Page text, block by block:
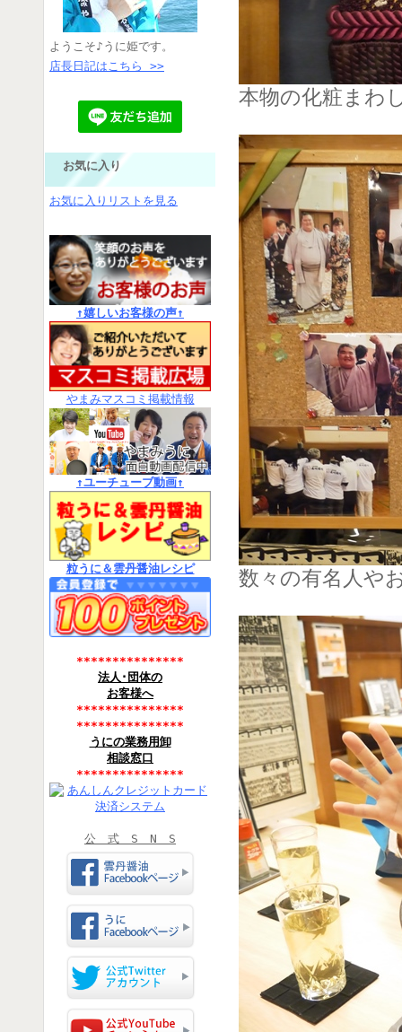
ようこそ♪うに姫です。
店長日記はこちら >>
お気に入り
お気に入りリストを見る
↑嬉しいお客様の声↑
やまみマスコミ掲載情報
↑ユーチューブ動画↑
粒うに＆雲丹醤油レシピ
***************
法人･団体の
お客様へ
***************
***************
うにの業務用卸
相談窓口
***************
公 式 S N S
本物の化粧まわ
数々の有名人や